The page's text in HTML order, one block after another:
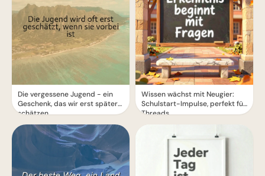
Die vergessene Jugend - ein
Geschenk, das wir erst später
schätzen
Wissen wächst mit Neugier:
Schulstart-Impulse, perfekt für
Threads